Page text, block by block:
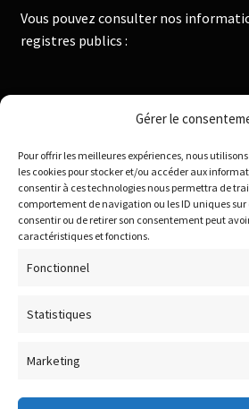
Gérer le
Pour offrir les meilleures expériences, nous
les cookies pour stocker et/ou accéder aux
consentir à ces technologies nous permettra de
comportement de navigation ou les ID uniques sur
consentir ou de retirer son consentement peut
caractéristiques et fonctions.
Fonctionnel
Statistiques
Marketing
Vous pouvez consulter nos
registres publics :
Institut National de la Propriété
Infogreffe : https://www.infogreffe.fr
Politique de confidentialité
Paiement sécurisé